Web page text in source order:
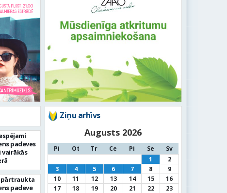
padeves
padeve
Ziņu arhīvs
Augusts 2026
Pi Ot Tr Ce Pi Se
Sv
1
2
3
4 5 6 7 8
9
10
11 12 13 14 15
16
17
18 19 20 21 22
23